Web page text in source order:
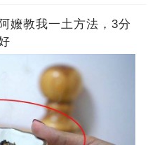
嬤教我一土方法，3分